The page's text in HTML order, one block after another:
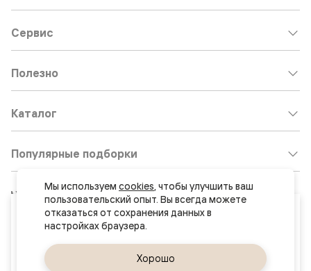
Ваш город
Самара
Сервис
Полезно
Каталог
Популярные подборки
Клиентский центр: 8 800 511 30 95
Почта по общим вопросам:
8800@volhovez.natm.ru
Обратный звонок
Мы используем cookies, чтобы улучшить ваш
пользовательский опыт. Вы всегда можете
отказаться от сохранения данных в
Хорошо